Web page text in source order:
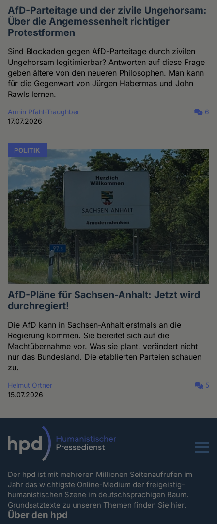
AfD-Parteitage und der zivile Ungehorsam:
Über die Angemessenheit richtiger
Protestformen
Sind Blockaden gegen AfD-Parteitage durch zivilen
Ungehorsam legitimierbar? Antworten auf diese Frage
geben ältere von den neueren Philosophen. Man kann
für die Gegenwart von Jürgen Habermas und John
Rawls lernen.
Armin Pfahl-Traughber
17.07.2026
6
POLITIK
AfD-Pläne für Sachsen-Anhalt: Jetzt wird
durchregiert!
Die AfD kann in Sachsen-Anhalt erstmals an die
Regierung kommen. Sie bereitet sich auf die
Machtübernahme vor. Was sie plant, verändert nicht
nur das Bundesland. Die etablierten Parteien schauen
zu.
Helmut Ortner
15.07.2026
5
Menu
Der hpd ist mit mehreren Millionen Seitenaufrufen im
Jahr das wichtigste Online-Medium der freigeistig-
humanistischen Szene im deutschsprachigen Raum.
Grundsatztexte zu unseren Themenfinden Sie hier.
Über den hpd